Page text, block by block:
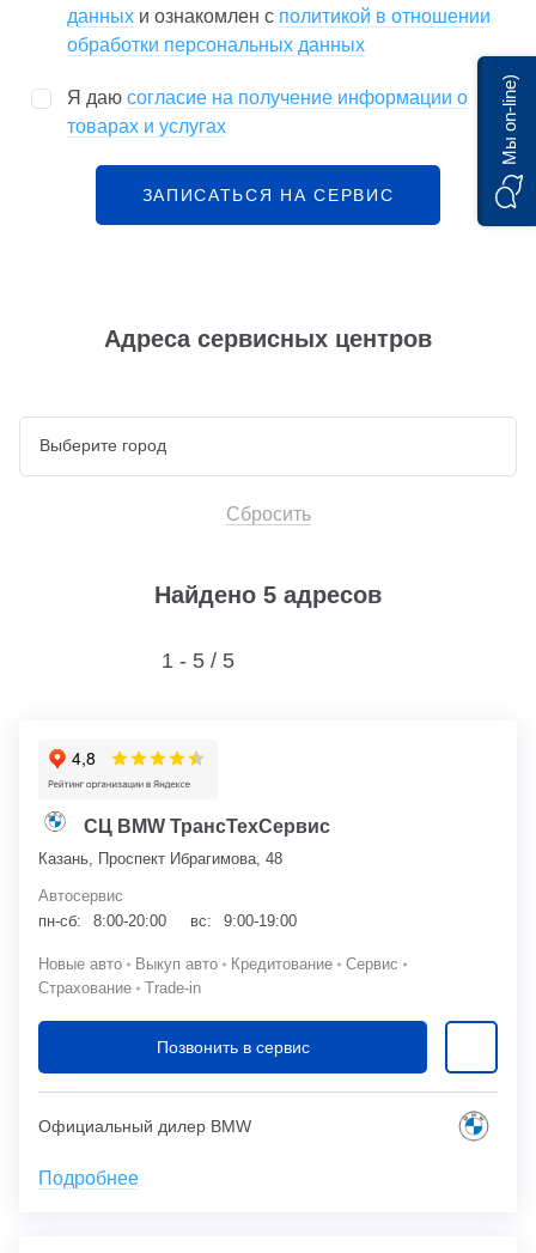
данных и ознакомлен с политикой в отношении
обработки персональных данных
Я даю согласие на получение информации о
товарах и услугах
ЗАПИСАТЬСЯ НА СЕРВИС
Адреса сервисных центров
Сбросить
Найдено 5 адресов
1 - 5 / 5
СЦ BMW ТрансТехСервис
Казань, Проспект Ибрагимова, 48
Автосервис
пн-сб:
8:00-20:00 вс: 9:00-19:00
Новые авто Выкуп авто Кредитование
Сервис
Страхование
Trade-in
Позвонить в сервис
Официальный дилер BMW
Подробнее
Мы on-line)